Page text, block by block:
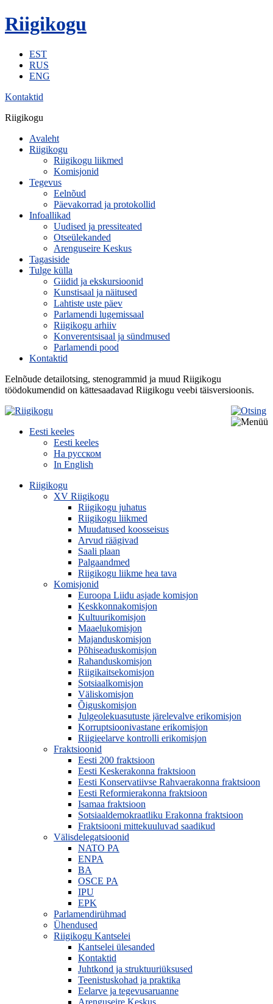
Riigikogu
EST
RUS
ENG
Kontaktid
Riigikogu
Avaleht
Riigikogu
Riigikogu liikmed
Komisjonid
Tegevus
Eelnõud
Päevakorrad ja protokollid
Infoallikad
Uudised ja pressiteated
Otseülekanded
Arenguseire Keskus
Tagasiside
Tulge külla
Giidid ja ekskursioonid
Kunstisaal ja näitused
Lahtiste uste päev
Parlamendi lugemissaal
Riigikogu arhiiv
Konverentsisaal ja sündmused
Parlamendi pood
Kontaktid
Eelnõude detailotsing, stenogrammid ja muud Riigikogu
töödokumendid on kättesaadavad Riigikogu veebi täisversioonis.
Eesti keeles
Eesti keeles
На русском
In English
Riigikogu
XV Riigikogu
Riigikogu juhatus
Riigikogu liikmed
Muudatused koosseisus
Arvud räägivad
Saali plaan
Palgaandmed
Riigikogu liikme hea tava
Komisjonid
Euroopa Liidu asjade komisjon
Keskkonnakomisjon
Kultuurikomisjon
Maaelukomisjon
Majanduskomisjon
Põhiseaduskomisjon
Rahanduskomisjon
Riigikaitsekomisjon
Sotsiaalkomisjon
Väliskomisjon
Õiguskomisjon
Julgeolekuasutuste järelevalve erikomisjon
Korruptsioonivastane erikomisjon
Riigieelarve kontrolli erikomisjon
Fraktsioonid
Eesti 200 fraktsioon
Eesti Keskerakonna fraktsioon
Eesti Konservatiivse Rahvaerakonna fraktsioon
Eesti Reformierakonna fraktsioon
Isamaa fraktsioon
Sotsiaaldemokraatliku Erakonna fraktsioon
Fraktsiooni mittekuuluvad saadikud
Välisdelegatsioonid
NATO PA
ENPA
BA
OSCE PA
IPU
EPK
Parlamendirühmad
Ühendused
Riigikogu Kantselei
Kantselei ülesanded
Kontaktid
Juhtkond ja struktuuriüksused
Teenistuskohad ja praktika
Eelarve ja tegevusaruanne
Arenguseire Keskus